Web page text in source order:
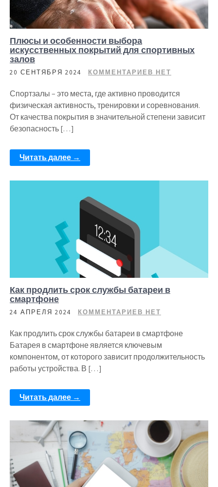
Плюсы и особенности выбора
искусственных покрытий для спортивных
залов
20 СЕНТЯБРЯ 2024 КОММЕНТАРИЕВ НЕТ
Спортзалы – это места, где активно проводится
физическая активность, тренировки и соревнования.
От качества покрытия в значительной степени зависит
безопасность […]
Читать далее →
Как продлить срок службы батареи в
смартфоне
24 АПРЕЛЯ 2024 КОММЕНТАРИЕВ НЕТ
Как продлить срок службы батареи в смартфоне
Батарея в смартфоне является ключевым
компонентом, от которого зависит продолжительность
работы устройства. В […]
Читать далее →